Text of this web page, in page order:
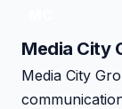
Media City
Media City